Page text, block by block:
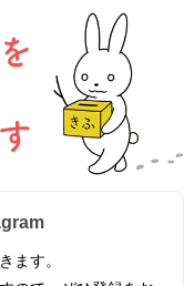
ます。